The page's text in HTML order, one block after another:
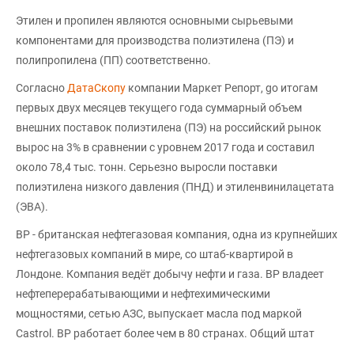
Этилен и пропилен являются основными сырьевыми
компонентами для производства полиэтилена (ПЭ) и
полипропилена (ПП) соответственно.
Согласно ДатаСкопу компании Маркет Репорт, gо итогам
первых двух месяцев текущего года суммарный объем
внешних поставок полиэтилена (ПЭ) на российский рынок
вырос на 3% в сравнении с уровнем 2017 года и составил
около 78,4 тыс. тонн. Серьезно выросли поставки
полиэтилена низкого давления (ПНД) и этиленвинилацетата
(ЭВА).
BP - британская нефтегазовая компания, одна из крупнейших
нефтегазовых компаний в мире, со штаб-квартирой в
Лондоне. Компания ведёт добычу нефти и газа. BP владеет
нефтеперерабатывающими и нефтехимическими
мощностями, сетью АЗС, выпускает масла под маркой
Castrol. BP работает более чем в 80 странах. Общий штат